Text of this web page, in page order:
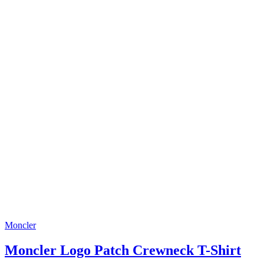
Moncler
Moncler Logo Patch Crewneck T-Shirt